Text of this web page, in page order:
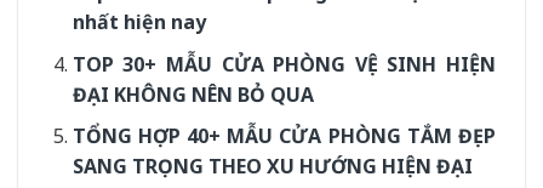
nhất hiện nay
TOP 30+ MẪU CỬA PHÒNG VỆ SINH HIỆN
ĐẠI KHÔNG NÊN BỎ QUA
TỔNG HỢP 40+ MẪU CỬA PHÒNG TẮM ĐẸP
SANG TRỌNG THEO XU HƯỚNG HIỆN ĐẠI